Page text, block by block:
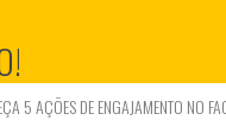
5 AÇÕES DE ENGAJAMENTO NO